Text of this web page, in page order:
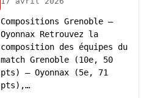
Compositions Grenoble –
Oyonnax Retrouvez la
composition des équipes du
match Grenoble (10e, 50
pts) – Oyonnax (5e, 71
pts),…